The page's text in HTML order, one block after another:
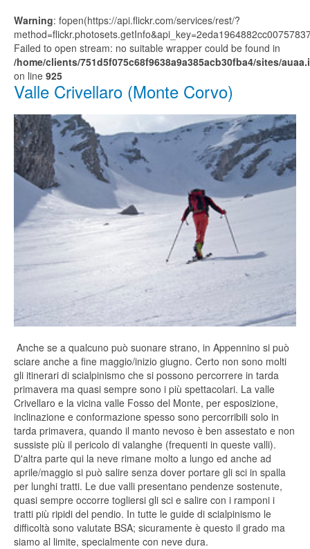
Warning: fopen(https://api.flickr.com/services/rest/?
Failed to open stream: no suitable wrapper could be found in
/home/clients/751d5f075c68f9638a9a385acb30fba4/sites/
on line 925
Valle Crivellaro (Monte Corvo)
Anche se a qualcuno può suonare strano, in Appennino si può
sciare anche a fine maggio/inizio giugno. Certo non sono molti
gli itinerari di scialpinismo che si possono percorrere in tarda
primavera ma quasi sempre sono i più spettacolari. La valle
Crivellaro e la vicina valle Fosso del Monte, per esposizione,
inclinazione e conformazione spesso sono percorribili solo in
tarda primavera, quando il manto nevoso è ben assestato e non
sussiste più il pericolo di valanghe (frequenti in queste valli).
D'altra parte qui la neve rimane molto a lungo ed anche ad
aprile/maggio si può salire senza dover portare gli sci in spalla
per lunghi tratti. Le due valli presentano pendenze sostenute,
quasi sempre occorre togliersi gli sci e salire con i ramponi i
tratti più ripidi del pendio. In tutte le guide di scialpinismo le
difficoltà sono valutate BSA; sicuramente è questo il grado ma
siamo al limite, specialmente con neve dura.